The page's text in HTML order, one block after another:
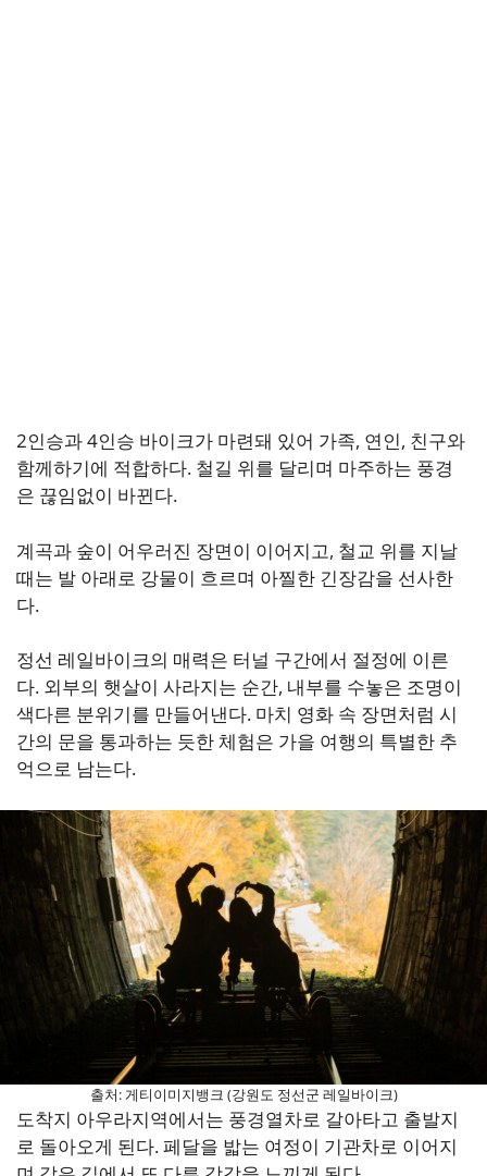
2인승과 4인승 바이크가 마련돼 있어 가족, 연인, 친구와
함께하기에 적합하다. 철길 위를 달리며 마주하는 풍경
은 끊임없이 바뀐다.
계곡과 숲이 어우러진 장면이 이어지고, 철교 위를 지날
때는 발 아래로 강물이 흐르며 아찔한 긴장감을 선사한
다.
정선 레일바이크의 매력은 터널 구간에서 절정에 이른
다. 외부의 햇살이 사라지는 순간, 내부를 수놓은 조명이
색다른 분위기를 만들어낸다. 마치 영화 속 장면처럼 시
간의 문을 통과하는 듯한 체험은 가을 여행의 특별한 추
억으로 남는다.
출처: 게티이미지뱅크 (강원도 정선군 레일바이크)
도착지 아우라지역에서는 풍경열차로 갈아타고 출발지
로 돌아오게 된다. 페달을 밟는 여정이 기관차로 이어지